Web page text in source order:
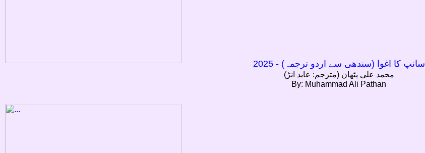
سانپ کا اغوا (سندھی سے اردو ترجمہ) - 2025
محمد علی پٹھان (مترجم: عابد انڑ)
By: Muhammad Ali Pathan